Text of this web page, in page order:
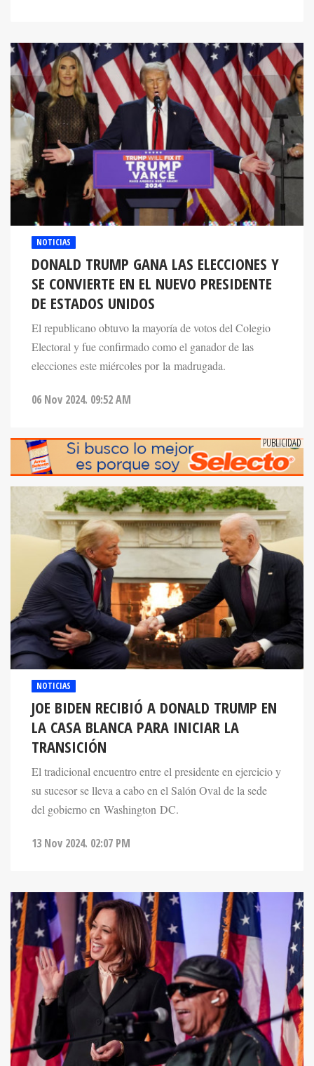
NOTICIAS
DONALD TRUMP GANA LAS ELECCIONES Y
SE CONVIERTE EN EL NUEVO PRESIDENTE
DE ESTADOS UNIDOS
El republicano obtuvo la mayoría de votos del Colegio
Electoral y fue confirmado como el ganador de las
elecciones este miércoles por la madrugada.
06 Nov 2024. 09:52 AM
NOTICIAS
JOE BIDEN RECIBIÓ A DONALD TRUMP EN
LA CASA BLANCA PARA INICIAR LA
TRANSICIÓN
El tradicional encuentro entre el presidente en ejercicio y
su sucesor se lleva a cabo en el Salón Oval de la sede
del gobierno en Washington DC.